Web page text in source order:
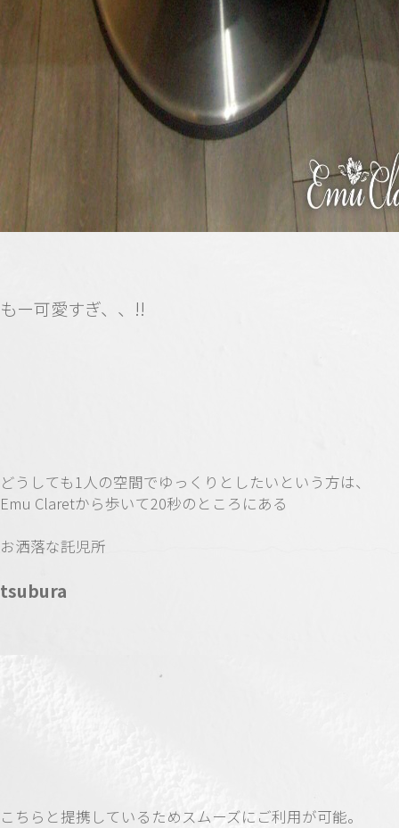
もー可愛すぎ、、!!
どうしても1人の空間でゆっくりとしたいという方は、
Emu Claretから歩いて20秒のところにある
お洒落な託児所
tsubura
こちらと提携しているためスムーズにご利用が可能。